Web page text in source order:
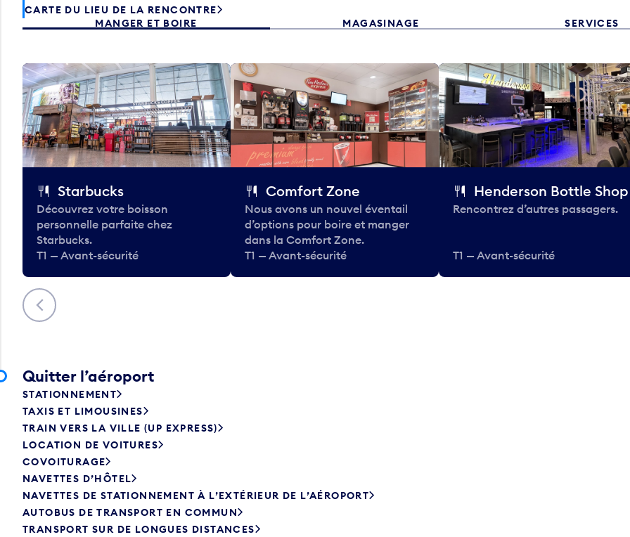
CARTE DU LIEU DE LA RENCONTRE
MANGER ET BOIRE
MAGASINAGE SERVICES
Précédent
Starbucks
Découvrez votre boisson
personnelle parfaite chez
Starbucks.
T1 — Avant-sécurité
Comfort Zone
Nous avons un nouvel éventail
d’options pour boire et manger
dans la Comfort Zone.
T1 — Avant-sécurité
Henderson Bottle Shop
Rencontrez d’autres passagers.
T1 — Avant-sécurité
Quitter l’aéroport
STATIONNEMENT
TAXIS ET LIMOUSINES
TRAIN VERS LA VILLE (UP EXPRESS)
LOCATION DE VOITURES
COVOITURAGE
NAVETTES D’HÔTEL
NAVETTES DE STATIONNEMENT À L’EXTÉRIEUR DE L’AÉROPORT
AUTOBUS DE TRANSPORT EN COMMUN
TRANSPORT SUR DE LONGUES DISTANCES